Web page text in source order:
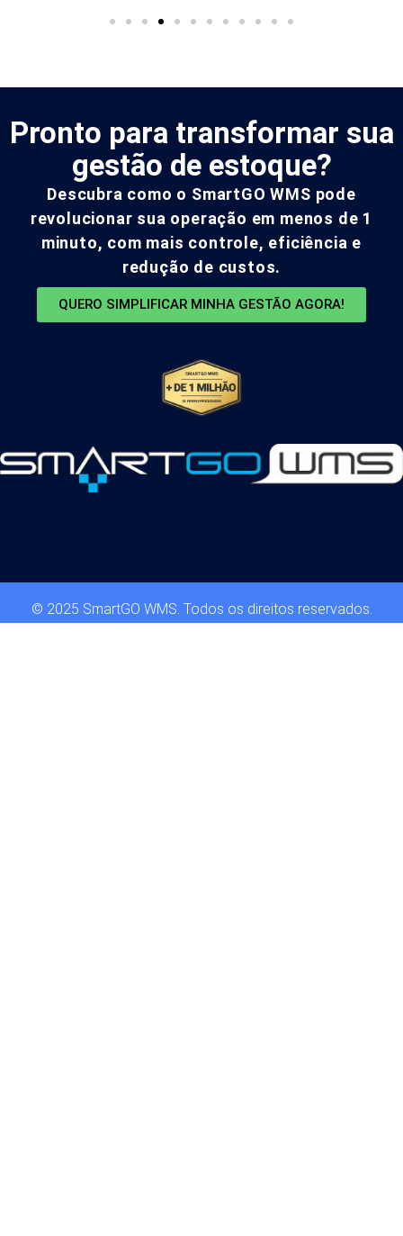
Pronto para transformar sua
gestão de estoque?
Descubra como o SmartGO WMS pode
revolucionar sua operação em menos de 1
minuto, com mais controle, eficiência e
redução de custos.
QUERO SIMPLIFICAR MINHA GESTÃO AGORA!
© 2025 SmartGO WMS. Todos os direitos reservados.